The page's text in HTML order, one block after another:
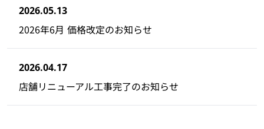
2026.05.13
2026年6月 価格改定のお知らせ
2026.04.17
店舗リニューアル工事完了のお知らせ